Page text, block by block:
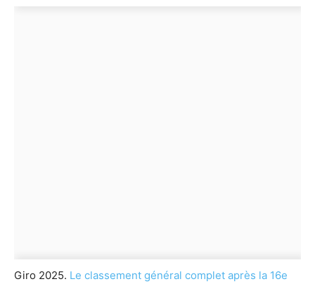
Giro 2025. Le classement général complet après la 16e